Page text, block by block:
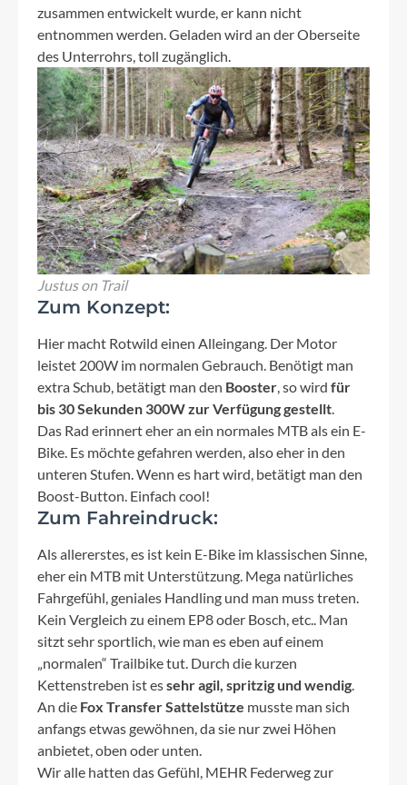
zusammen entwickelt wurde, er kann nicht
entnommen werden. Geladen wird an der Oberseite
des Unterrohrs, toll zugänglich.
Justus on Trail
Zum Konzept:
Hier macht Rotwild einen Alleingang. Der Motor
leistet 200W im normalen Gebrauch. Benötigt man
extra Schub, betätigt man den Booster, so wird für
bis 30 Sekunden 300W zur Verfügung gestellt.
Das Rad erinnert eher an ein normales MTB als ein E-
Bike. Es möchte gefahren werden, also eher in den
unteren Stufen. Wenn es hart wird, betätigt man den
Boost-Button. Einfach cool!
Zum Fahreindruck:
Als allererstes, es ist kein E-Bike im klassischen Sinne,
eher ein MTB mit Unterstützung. Mega natürliches
Fahrgefühl, geniales Handling und man muss treten.
Kein Vergleich zu einem EP8 oder Bosch, etc.. Man
sitzt sehr sportlich, wie man es eben auf einem
„normalen“ Trailbike tut. Durch die kurzen
Kettenstreben ist essehr agil, spritzig und wendig.
An die Fox Transfer Sattelstütze musste man sich
anfangs etwas gewöhnen, da sie nur zwei Höhen
anbietet, oben oder unten.
Wir alle hatten das Gefühl, MEHR Federweg zur